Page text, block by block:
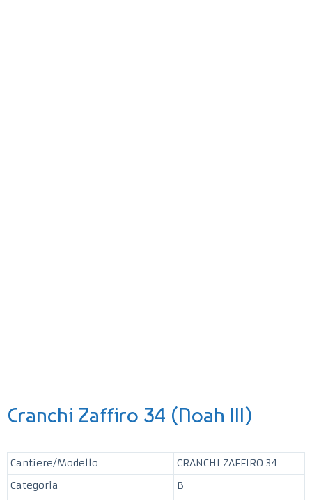
Cranchi Zaffiro 34 (Noah III)
Cantiere/Modello
CRANCHI ZAFFIRO 34
Categoria
B